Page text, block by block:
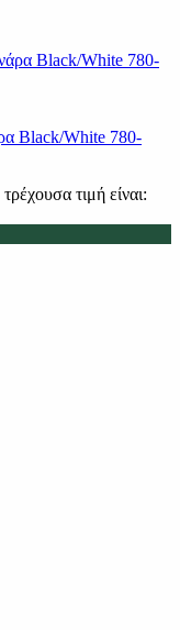
Black/White 780-
τιμή είναι: